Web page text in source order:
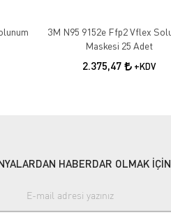
3M N95 9152e Ffp2 Vflex
Maskesi 25 Adet
2.375,47 +KDV
HABERDAR OLMAK İÇİN